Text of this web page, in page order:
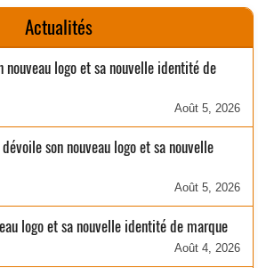
Actualités
nouveau logo et sa nouvelle identité de
Août 5, 2026
son nouveau logo et sa nouvelle
Août 5, 2026
logo et sa nouvelle identité de marque
Août 4, 2026